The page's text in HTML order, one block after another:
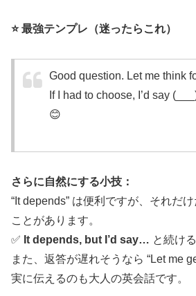
⭐ 最強テンプレ（迷ったらこれ）
Good question. Let me think
If I had to choose, I’d say
😊
さらに自然にする小技：
“It depends” は便利ですが、それだ
ことがあります。
✅ It depends, but I’d say… と続け
また、返答が遅れそうなら “Let me
実に伝えるのも大人の英会話です。